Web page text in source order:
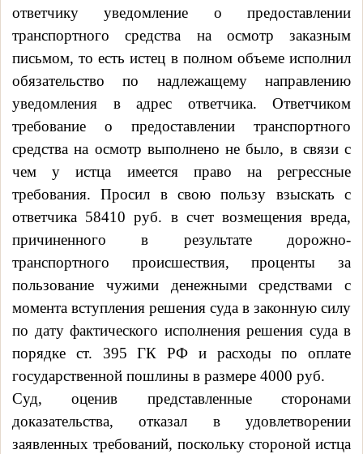
ответчику уведомление о предоставлении
транспортного средства на осмотр заказным
письмом, то есть истец в полном объеме исполнил
обязательство по надлежащему направлению
уведомления в адрес ответчика. Ответчиком
требование о предоставлении транспортного
средства на осмотр выполнено не было, в связи с
чем у истца имеется право на регрессные
требования. Просил в свою пользу взыскать с
ответчика 58410 руб. в счет возмещения вреда,
причиненного в результате дорожно-
транспортного происшествия, проценты за
пользование чужими денежными средствами с
момента вступления решения суда в законную силу
по дату фактического исполнения решения суда в
порядке ст. 395 ГК РФ и расходы по оплате
государственной пошлины в размере 4000 руб.
Суд, оценив представленные сторонами
доказательства, отказал в удовлетворении
заявленных требований, поскольку стороной истца